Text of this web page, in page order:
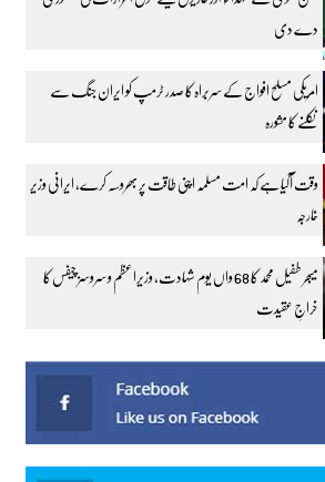
دے دی
امریکی مسلح افواج کے سربراہ کا صدر ٹرمپ کو ایران جنگ سے
نکلنے کا مشورہ
وقت آگیا ہے کہ امت مسلمہ اپنی طاقت پر بھروسہ کرے، ایرانی وزیر
خارجہ
میجر طفیل محمد کا 68 واں یوم شہادت، وزیراعظم و سروسز چیفس کا
خراجِ عقیدت